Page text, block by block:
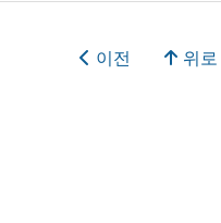
이전 위로